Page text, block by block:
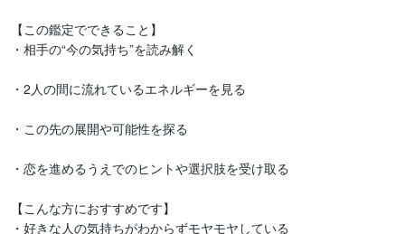
【この鑑定でできること】
・相手の“今の気持ち”を読み解く
・2人の間に流れているエネルギーを見る
・この先の展開や可能性を探る
・恋を進めるうえでのヒントや選択肢を受け取る
【こんな方におすすめです】
・好きな人の気持ちがわからずモヤモヤしている